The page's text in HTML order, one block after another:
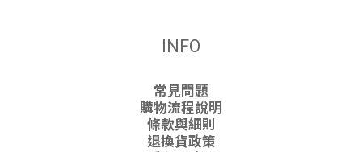
INFO
常見問題
購物流程說明
條款與細則
退換貨政策